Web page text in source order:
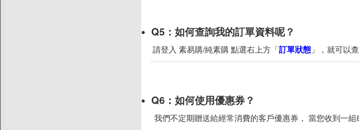
Q5： 如何查詢我的訂單資料呢？
請登入 素易購/純素購 點選右上方「訂單狀態 」，就可以
Q6： 如何使用優惠券？
我們不定期贈送給經常消費的客戶優惠券， 當您收到一